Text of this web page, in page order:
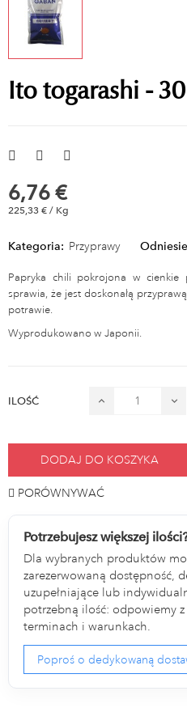
Ito togarashi -
6,76 €
225,33 € / Kg
Kategoria: Przyprawy
Papryka chili pokrojona w cienkie
sprawia, że jest doskonałą
potrawie.
Wyprodukowano w Japonii.
ILOŚĆ
DODAJ DO KOSZYKA
PORÓWNYWAĆ
Potrzebujesz większej
Dla wybranych produktów
zarezerwowaną dostępność,
uzupełniające lub
potrzebną ilość: odpowiemy
terminach i warunkach.
Poproś o dedykowaną